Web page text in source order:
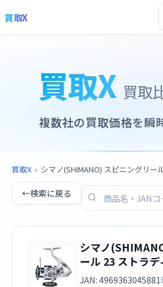
買取X
買取X 買取
複数社の買取価格を瞬
買取X › シマノ(SHIMANO) スピニングリー
←検索に戻る
シマノ
ール 23 ストラ
JAN: 4969363045881